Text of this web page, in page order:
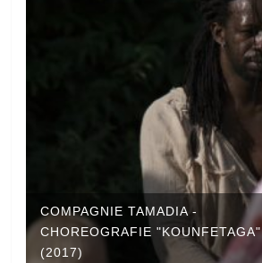
COMPAGNIE TAMADIA -
CHOREOGRAFIE "KOUNFETAGA"
(2017)